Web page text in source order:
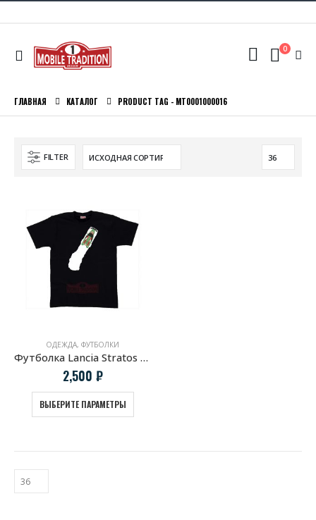
0
ГЛАВНАЯ КАТАЛОГ PRODUCT TAG - MT0001000016
FILTER
ОДЕЖДА, ФУТБОЛКИ
Футболка Lancia Stratos HF клубы дыма
2,500 ₽
ВЫБЕРИТЕ ПАРАМЕТРЫ